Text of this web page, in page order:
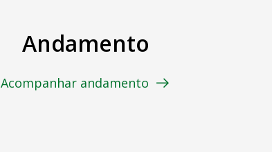
Andamento
Acompanhar andamento